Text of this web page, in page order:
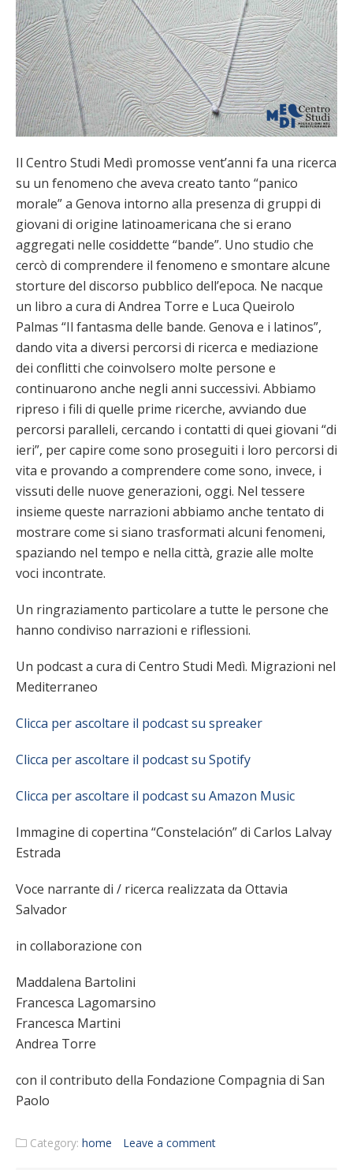
Il Centro Studi Medì promosse vent’anni fa una ricerca
su un fenomeno che aveva creato tanto “panico
morale” a Genova intorno alla presenza di gruppi di
giovani di origine latinoamericana che si erano
aggregati nelle cosiddette “bande”. Uno studio che
cercò di comprendere il fenomeno e smontare alcune
storture del discorso pubblico dell’epoca. Ne nacque
un libro a cura di Andrea Torre e Luca Queirolo
Palmas “Il fantasma delle bande. Genova e i latinos”,
dando vita a diversi percorsi di ricerca e mediazione
dei conflitti che coinvolsero molte persone e
continuarono anche negli anni successivi. Abbiamo
ripreso i fili di quelle prime ricerche, avviando due
percorsi paralleli, cercando i contatti di quei giovani “di
ieri”, per capire come sono proseguiti i loro percorsi di
vita e provando a comprendere come sono, invece, i
vissuti delle nuove generazioni, oggi. Nel tessere
insieme queste narrazioni abbiamo anche tentato di
mostrare come si siano trasformati alcuni fenomeni,
spaziando nel tempo e nella città, grazie alle molte
voci incontrate.
Un ringraziamento particolare a tutte le persone che
hanno condiviso narrazioni e riflessioni.
Un podcast a cura di Centro Studi Medì. Migrazioni nel
Mediterraneo
Clicca per ascoltare il podcast su spreaker
Clicca per ascoltare il podcast su Spotify
Clicca per ascoltare il podcast su Amazon Music
Immagine di copertina “Constelación” di Carlos Lalvay
Estrada
Voce narrante di / ricerca realizzata da Ottavia
Salvador
in collaborazione con
Maddalena Bartolini
Francesca Lagomarsino
Francesca Martini
Andrea Torre
con il contributo della Fondazione Compagnia di San
Paolo
Category: home Leave a comment